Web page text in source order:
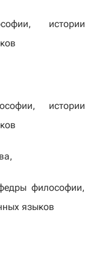
истории
истории
философии,
языков